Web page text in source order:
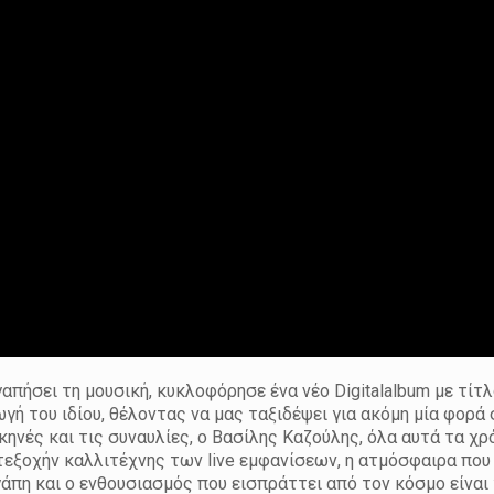
τη μουσική, κυκλοφόρησε ένα νέο Digitalalbum με
του ιδίου, θέλοντας να μας ταξιδέψει για ακόμη μία
και τις συναυλίες, ο Βασίλης Καζούλης, όλα αυτά τα
καλλιτέχνης των live εμφανίσεων, η ατμόσφαιρα που
και ο ενθουσιασμός που εισπράττει από τον κόσμο είναι